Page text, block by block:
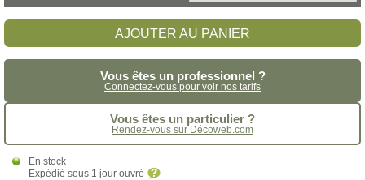
AJOUTER AU PANIER
Vous êtes un professionnel ?
Connectez-vous pour voir nos tarifs
Vous êtes un particulier ?
Rendez-vous sur Décoweb.com
En stock
Expédié sous 1 jour ouvré